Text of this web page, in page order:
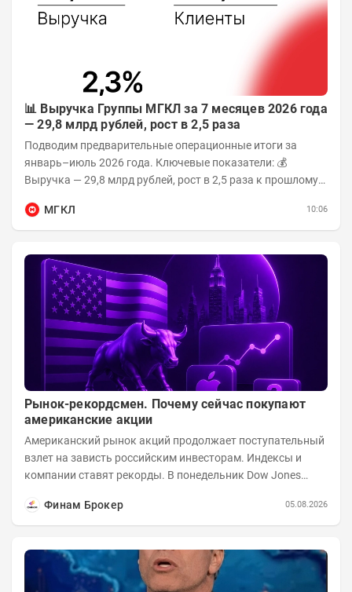
📊 Выручка Группы МГКЛ за 7 месяцев 2026 года
— 29,8 млрд рублей, рост в 2,5 раза
Подводим предварительные операционные итоги за
январь–июль 2026 года. Ключевые показатели: 💰
Выручка — 29,8 млрд рублей, рост в 2,5 раза к прошлому
МГКЛ
10:06
Рынок-рекордсмен. Почему сейчас покупают
американские акции
Американский рынок акций продолжает поступательный
взлет на зависть российским инвесторам. Индексы и
компании ставят рекорды. В понедельник Dow Jones
Финам Брокер
05.08.2026